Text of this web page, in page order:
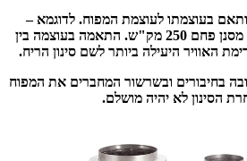
בעוצמתו לעוצמת המפוח. לדוגמא –
למפוח 250 מק"ש מתאים מסנן פחם 250 מק"ש. התאמה בעוצמה בין
האוויר היעילה ביותר לשם סינון הריח.
בחיבורים ובשרשור המחברים את המפוח
הסינון לא יהיה מושלם.